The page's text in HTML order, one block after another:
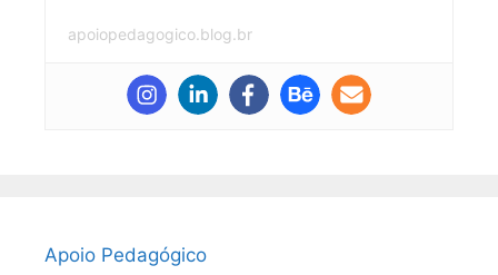
apoiopedagogico.blog.br
Apoio Pedagógico